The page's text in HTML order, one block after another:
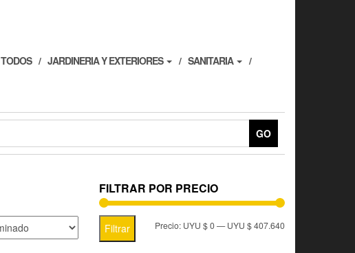
TODOS JARDINERIA Y EXTERIORES SANITARIA
GO
FILTRAR POR PRECIO
Filtrar Precio: UYU $ 0—UYU $ 407.640